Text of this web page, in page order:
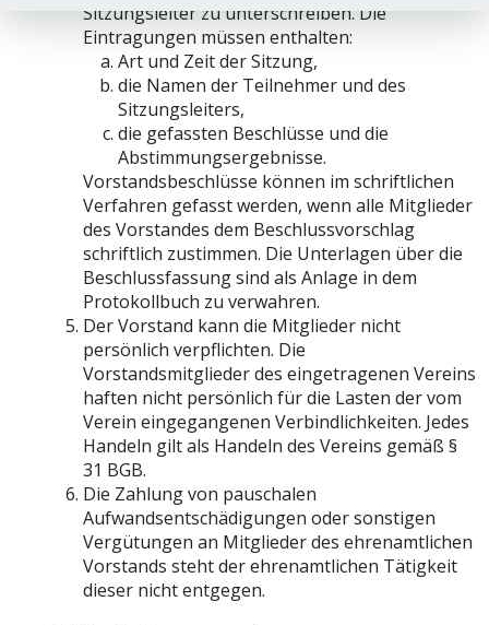
Sitzungsleiter zu unterschreiben. Die
Eintragungen müssen enthalten:
Art und Zeit der Sitzung,
die Namen der Teilnehmer und des
Sitzungsleiters,
die gefassten Beschlüsse und die
Abstimmungsergebnisse.
Vorstandsbeschlüsse können im schriftlichen
Verfahren gefasst werden, wenn alle Mitglieder
des Vorstandes dem Beschlussvorschlag
schriftlich zustimmen. Die Unterlagen über die
Beschlussfassung sind als Anlage in dem
Protokollbuch zu verwahren.
Der Vorstand kann die Mitglieder nicht
persönlich verpflichten. Die
Vorstandsmitglieder des eingetragenen Vereins
haften nicht persönlich für die Lasten der vom
Verein eingegangenen Verbindlichkeiten. Jedes
Handeln gilt als Handeln des Vereins gemäß §
31 BGB.
Die Zahlung von pauschalen
Aufwandsentschädigungen oder sonstigen
Vergütungen an Mitglieder des ehrenamtlichen
Vorstands steht der ehrenamtlichen Tätigkeit
dieser nicht entgegen.